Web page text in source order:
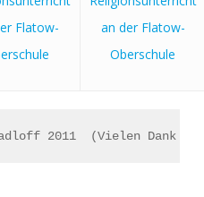
2011  (Vielen Dank